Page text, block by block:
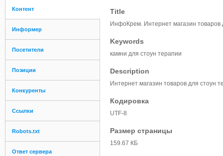
Контент
Информер
Посетители
Позиции
Конкуренты
Ссылки
Robots.txt
Ответ сервера
Title
ИнфоКрем. Интернет магазин товаров
Keywords
камни для стоун терапии
Description
Интернет магазин товаров для
Кодировка
UTF-8
Размер страницы
159.67 КБ